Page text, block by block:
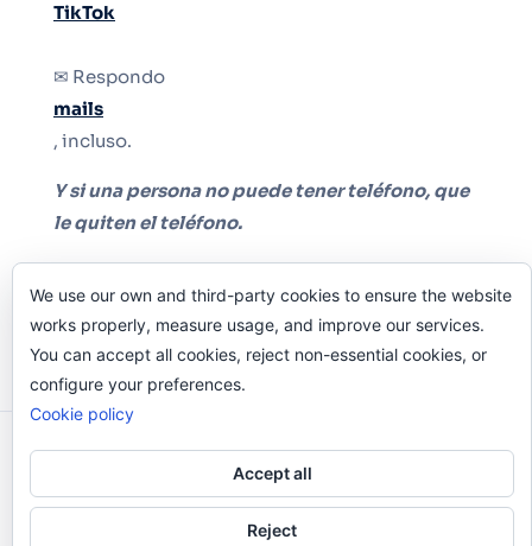
TikTok
✉ Respondo
mails
, incluso.
Y si una persona no puede tener teléfono, que
le quiten el teléfono.
Odi O'Malley © 2016-2025. Todos Los Derechos
Reservados.
We use our own and third-party cookies to ensure the website
works properly, measure usage, and improve our services.
You can accept all cookies, reject non-essential cookies, or
configure your preferences.
Cookie policy
Accept all
Reject